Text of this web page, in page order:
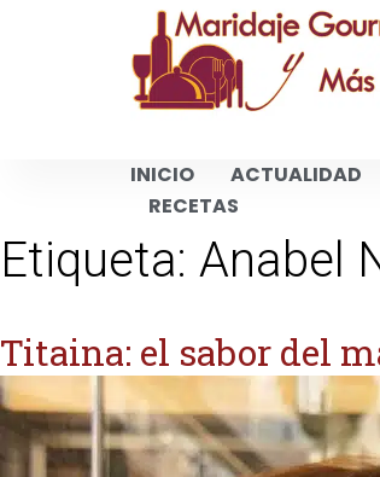
INICIO ACTUALIDAD
RECETAS
Etiqueta: Anabel
Titaina: el sabor del